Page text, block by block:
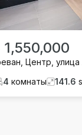
1,550,000
Центр
4 комнаты 141.6